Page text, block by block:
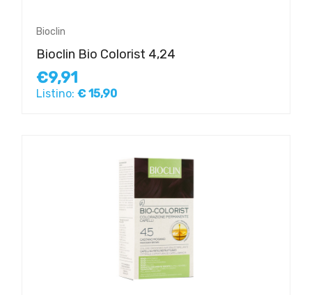
Bioclin
Bioclin Bio Colorist 4,24
€9,91
Listino: € 15,90